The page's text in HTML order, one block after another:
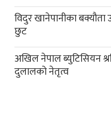
विदुर खानेपानीका बक्यौता
छुट
अखिल नेपाल ब्युटिसियन
दुलालको नेतृत्व